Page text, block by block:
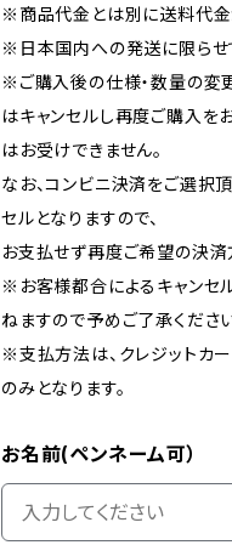
※商品代金とは別に送料代金
※日本国内への発送に限らせ
※ご購入後の仕様・数量の変
はキャンセルし再度ご購入を
はお受けできません。
なお、コンビニ決済をご選択
セルとなりますので、
お支払せず再度ご希望の決済
※お客様都合によるキャンセ
ねますので予めご了承ください
※支払方法は、クレジットカー
のみとなります。
お名前(ペンネーム可）